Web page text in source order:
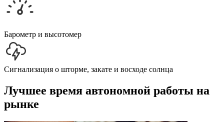
Барометр и высотомер
Сигнализация о шторме, закате и восходе солнца
Лучшее время автономной работы на
рынке